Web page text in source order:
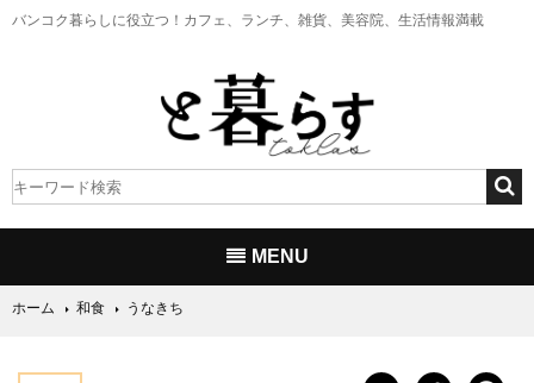
バンコク暮らしに役立つ！ カフェ、ランチ、雑貨、美容院、生活情報満載
MENU
ホーム 和食 うなきち